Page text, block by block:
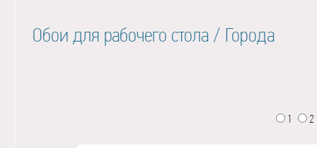
Обои для рабочего стола/ Города
1 2